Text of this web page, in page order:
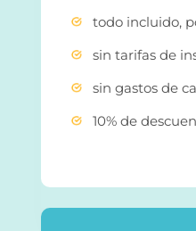
todo incluido,
sin tarifas de
sin gastos de
10% de